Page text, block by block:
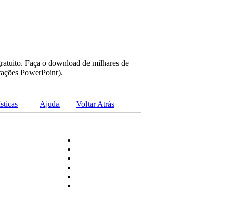
Faça o download de milhares de
PowerPoint).
Ajuda
Voltar Atrás